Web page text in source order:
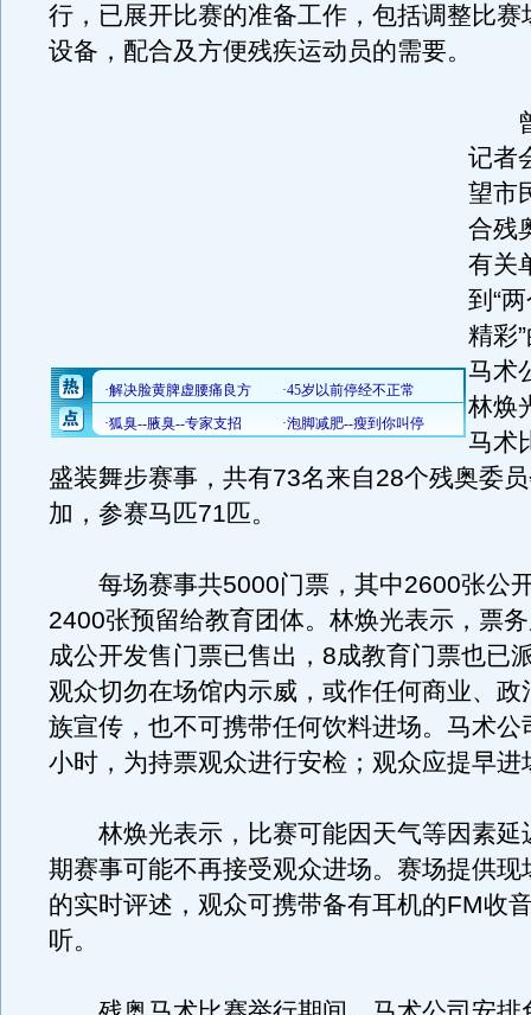
行，已展开比赛的准备工作，包括调整比赛
设备，配合及方便残疾运动员的需要。
曾
记者
望市
合残
有关
到“
精彩
马术
林焕
马术
盛装舞步赛事，共有73名来自28个残奥委
加，参赛马匹71匹。
每场赛事共5000门票，其中2600张公
2400张预留给教育团体。林焕光表示，票
成公开发售门票已售出，8成教育门票也已
观众切勿在场馆内示威，或作任何商业、政
族宣传，也不可携带任何饮料进场。马术公
小时，为持票观众进行安检；观众应提早进
林焕光表示，比赛可能因天气等因素延
期赛事可能不再接受观众进场。赛场提供现
的实时评述，观众可携带备有耳机的FM收
听。